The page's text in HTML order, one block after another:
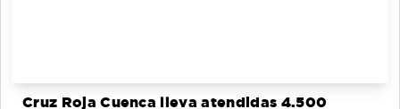
Cruz Roja Cuenca lleva atendidas 4.500